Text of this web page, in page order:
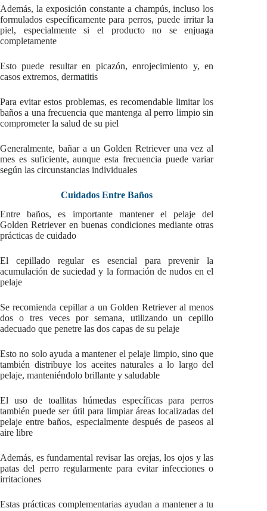
Además, la exposición constante a champús, incluso los
formulados específicamente para perros, puede irritar la
piel, especialmente si el producto no se enjuaga
completamente
Esto puede resultar en picazón, enrojecimiento y, en
casos extremos, dermatitis
Para evitar estos problemas, es recomendable limitar los
baños a una frecuencia que mantenga al perro limpio sin
comprometer la salud de su piel
Generalmente, bañar a un Golden Retriever una vez al
mes es suficiente, aunque esta frecuencia puede variar
según las circunstancias individuales
Cuidados Entre Baños
Entre baños, es importante mantener el pelaje del
Golden Retriever en buenas condiciones mediante otras
prácticas de cuidado
El cepillado regular es esencial para prevenir la
acumulación de suciedad y la formación de nudos en el
pelaje
Se recomienda cepillar a un Golden Retriever al menos
dos o tres veces por semana, utilizando un cepillo
adecuado que penetre las dos capas de su pelaje
Esto no solo ayuda a mantener el pelaje limpio, sino que
también distribuye los aceites naturales a lo largo del
pelaje, manteniéndolo brillante y saludable
El uso de toallitas húmedas específicas para perros
también puede ser útil para limpiar áreas localizadas del
pelaje entre baños, especialmente después de paseos al
aire libre
Además, es fundamental revisar las orejas, los ojos y las
patas del perro regularmente para evitar infecciones o
irritaciones
Estas prácticas complementarias ayudan a mantener a tu